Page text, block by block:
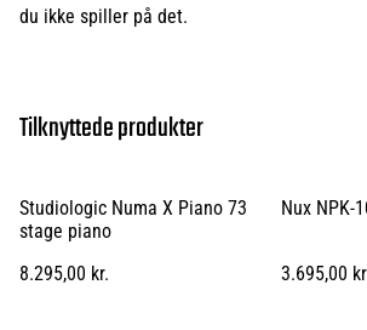
du ikke spiller på det.
Tilknyttede produkter
Studiologic Numa X Piano 73
stage piano
8.295,00 kr.
Nux NPK-
3.695,00